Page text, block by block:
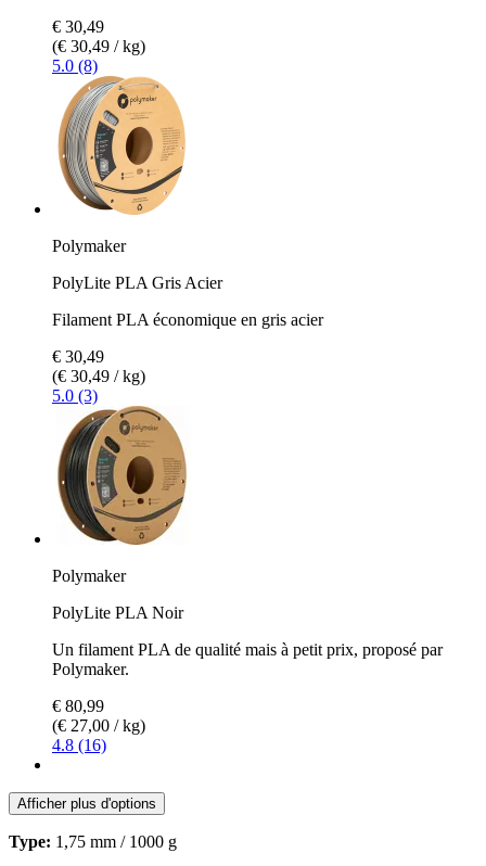
€ 30,49
(€ 30,49 / kg)
5.0 (8)
Polymaker
PolyLite PLA Gris Acier
Filament PLA économique en gris acier
€ 30,49
(€ 30,49 / kg)
5.0 (3)
Polymaker
PolyLite PLA Noir
Un filament PLA de qualité mais à petit prix, proposé par
Polymaker.
€ 80,99
(€ 27,00 / kg)
4.8 (16)
Afficher plus d'options
Type: 1,75 mm / 1000 g